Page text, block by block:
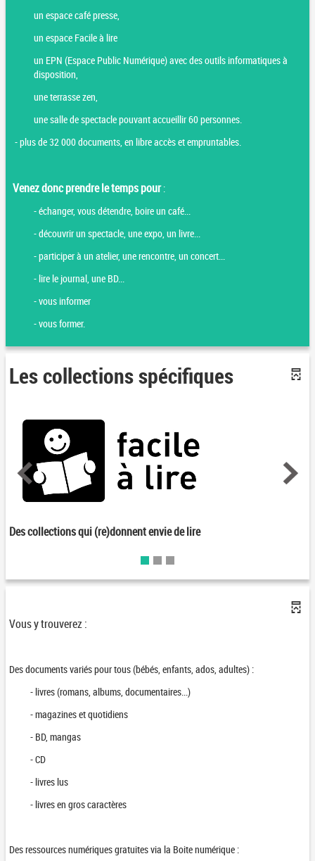
un espace café presse,
un espace Facile à lire
un EPN (Espace Public Numérique) avec des outils informatiques à
disposition,
une terrasse zen,
une salle de spectacle pouvant accueillir 60 personnes.
- plus de 32 000 documents, en libre accès et empruntables.
Venez donc prendre le temps pour:
- échanger, vous détendre, boire un café...
- découvrir un spectacle, une expo, un livre...
- participer à un atelier, une rencontre, un concert...
- lire le journal, une BD...
- vous informer
- vous former.
Les collections spécifiques
Des collections qui (re)donnent envie de lire
Vous y trouverez :
Des documents variés pour tous (bébés, enfants, ados, adultes) :
- livres (romans, albums, documentaires...)
- magazines et quotidiens
- BD, mangas
- CD
- livres lus
- livres en gros caractères
Des ressources numériques gratuites via la Boite numérique :